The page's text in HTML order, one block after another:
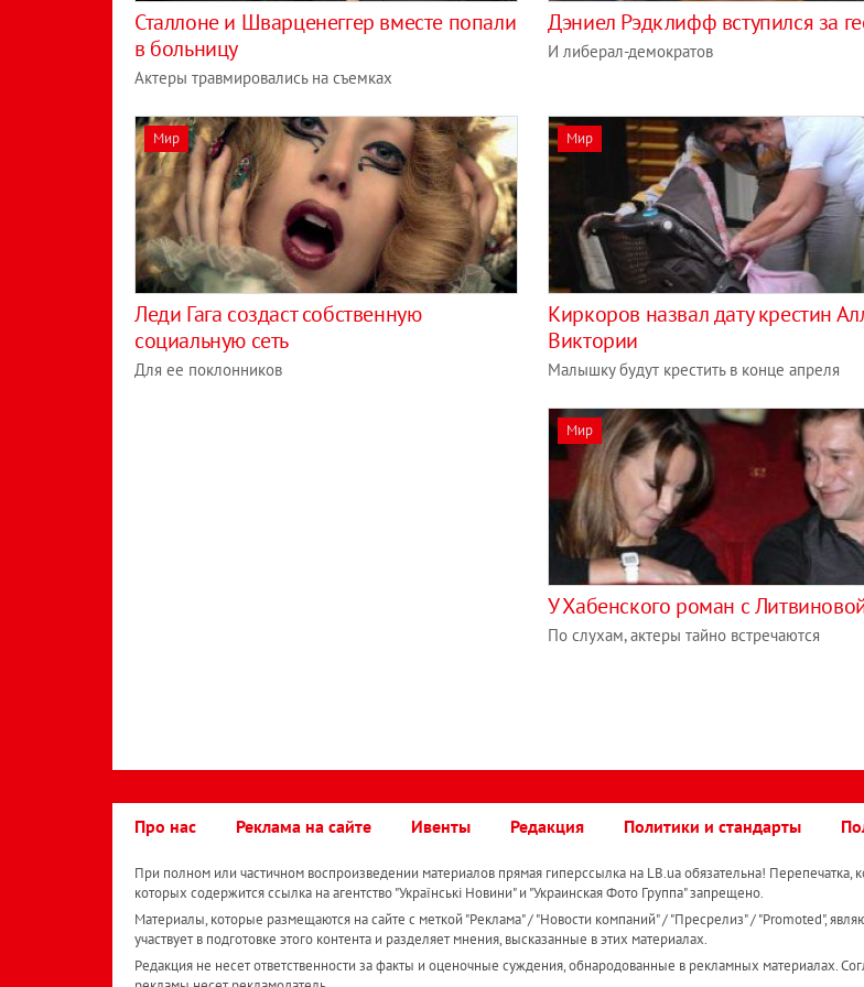
Сталлоне и Шварценеггер вместе попали
в больницу
Актеры травмировались на съемках
Дэниел Рэдклифф вступился за
И либерал-демократов
Мир
Леди Гага создаст собственную
социальную сеть
Для ее поклонников
Мир
Киркоров назвал дату крестин
Виктории
Малышку будут крестить в конце апреля
Мир
У Хабенского роман с
По слухам, актеры тайно встречаются
Про нас Реклама на сайте Ивенты Редакция Политики и стандарты
При полном или частичном воспроизведении материалов прямая гиперссылка на LB.ua обязательна!
которых содержится ссылка на агентство "Українськi Новини" и "Украинская Фото Группа" запрещено.
Материалы, которые размещаются на сайте с меткой "Реклама" / "Новости компаний" / "Пресрелиз" / "Promoted",
участвует в подготовке этого контента и разделяет мнения, высказанные в этих материалах.
Редакция не несет ответственности за факты и оценочные суждения, обнародованные в рекламных материалах.